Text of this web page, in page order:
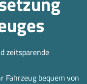
zeitsparende
Fahrzeug bequem von